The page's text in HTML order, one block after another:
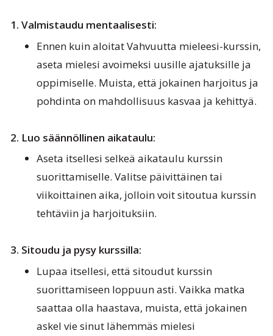
1. Valmistaudu mentaalisesti:
Ennen kuin aloitat Vahvuutta mieleesi-kurssin,
aseta mielesi avoimeksi uusille ajatuksille ja
oppimiselle. Muista, että jokainen harjoitus ja
pohdinta on mahdollisuus kasvaa ja kehittyä.
2. Luo säännöllinen aikataulu:
Aseta itsellesi selkeä aikataulu kurssin
suorittamiselle. Valitse päivittäinen tai
viikoittainen aika, jolloin voit sitoutua kurssin
tehtäviin ja harjoituksiin.
3. Sitoudu ja pysy kurssilla:
Lupaa itsellesi, että sitoudut kurssin
suorittamiseen loppuun asti. Vaikka matka
saattaa olla haastava, muista, että jokainen
askel vie sinut lähemmäs mielesi